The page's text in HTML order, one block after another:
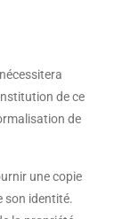
de ce
de
une copie
son identité.